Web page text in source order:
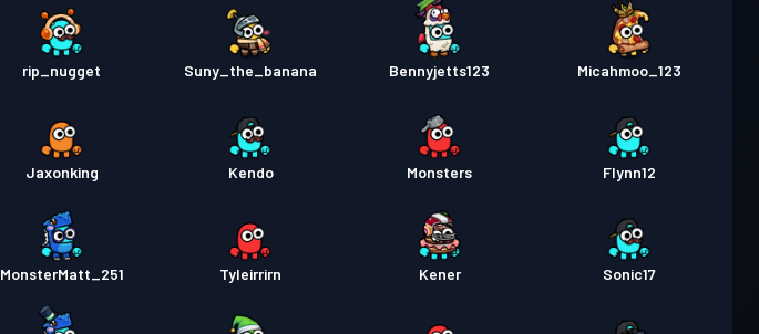
rip_nugget Suny_the_banana Bennyjetts123 Micahmoo_123
Jaxonking Kendo Monsters Flynn12
MonsterMatt_251 Tyleirrirn Kener Sonic17